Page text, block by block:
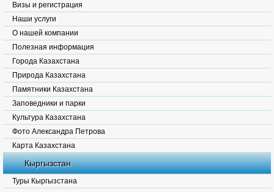
Визы и регистрация
Наши услуги
О нашей компании
Полезная информация
Города Казахстана
Природа Казахстана
Памятники Казахстана
Заповедники и парки
Культура Казахстана
Фото Александра Петрова
Карта Казахстана
Кыргызстан
Туры Кыргызстана